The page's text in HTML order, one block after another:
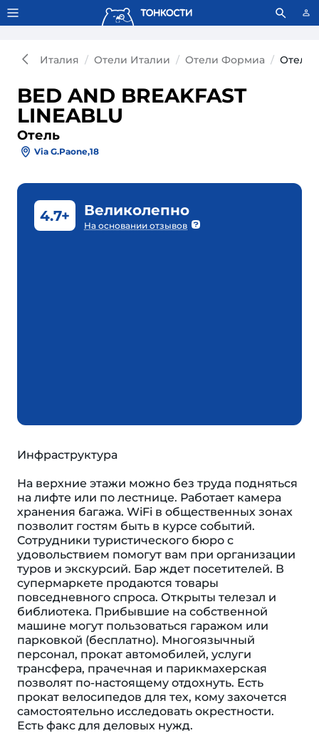
Тонкости используют сookie-файлы. Что это значит?
Италия Отели Италии Отели Формиа Отель
BED AND BREAKFAST
LINEABLU
Отель
Via G.Paone,18
4.7+ Великолепно
На основании отзывов
Инфраструктура
На верхние этажи можно без труда подняться
на лифте или по лестнице. Работает камера
хранения багажа. WiFi в общественных зонах
позволит гостям быть в курсе событий.
Сотрудники туристического бюро с
удовольствием помогут вам при организации
туров и экскурсий. Бар ждет посетителей. В
супермаркете продаются товары
повседневного спроса. Открыты телезал и
библиотека. Прибывшие на собственной
машине могут пользоваться гаражом или
парковкой (бесплатно). Многоязычный
персонал, прокат автомобилей, услуги
трансфера, прачечная и парикмахерская
позволят по-настоящему отдохнуть. Есть
прокат велосипедов для тех, кому захочется
самостоятельно исследовать окрестности.
Есть факс для деловых нужд.